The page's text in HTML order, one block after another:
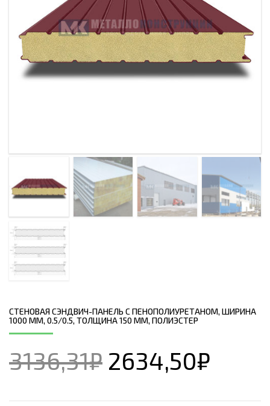
СТЕНОВАЯ СЭНДВИЧ-ПАНЕЛЬ С ПЕНОПОЛИУРЕТАНОМ, ШИРИНА
1000 ММ, 0.5/0.5, ТОЛЩИНА 150 ММ, ПОЛИЭСТЕР
3136,31₽ 2634,50₽